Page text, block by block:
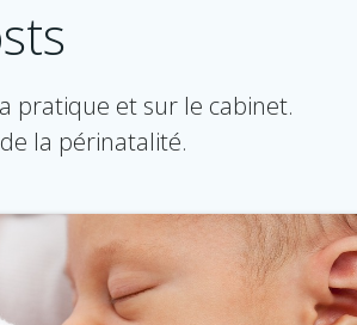
pratique et sur le cabinet.
la périnatalité.